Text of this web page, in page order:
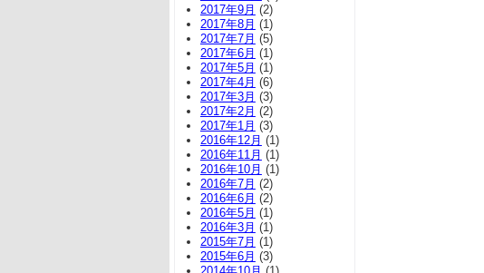
2017年9月 (2)
2017年8月 (1)
2017年7月 (5)
2017年6月 (1)
2017年5月 (1)
2017年4月 (6)
2017年3月 (3)
2017年2月 (2)
2017年1月 (3)
2016年12月 (1)
2016年11月 (1)
2016年10月 (1)
2016年7月 (2)
2016年6月 (2)
2016年5月 (1)
2016年3月 (1)
2015年7月 (1)
2015年6月 (3)